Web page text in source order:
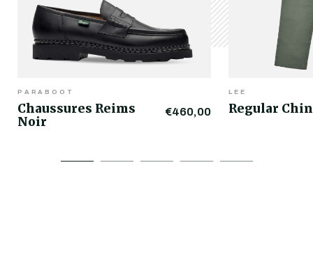
PARABOOT
Chaussures Reims
Noir
€460,00
LEE
Regular